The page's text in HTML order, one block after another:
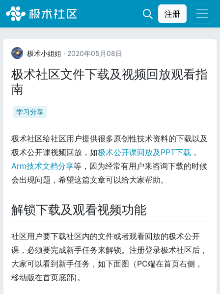
注册
极术小姐姐 · 2020年05月08日
极术社区文件下载及视频回放观看指
南
学习分享
极术社区给社区用户提供很多原创性技术资料的下载以及
极术公开课视频回放，如极术公开课回放及PPT下载 ，
Arm技术文档分享等，因为经常有用户来咨询下载的时候
会出现问题，希望这篇文章可以给大家帮助。
解锁下载及观看视频功能
社区用户要下载社区内的文件或者观看回放的极术公开
课，必须要完成新手任务来解锁。注册登录极术社区后，
大家可以看到新手任务，如下面图（PC端在首页右侧，
移动版在首页底部)。